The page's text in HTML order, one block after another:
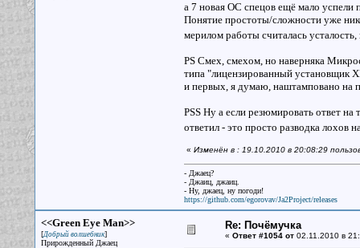
а 7 новая ОС спецов ещё мало
Понятие простоты/сложности уже
мерилом работы считалась
PS Смех, смехом, но наверняка
типа "лицензированный установщик
и первых, я думаю, наштамповано на
PSS Ну а если резюмировать ответ
ответил - это просто разводка лохов
« Изменён в : 19.10.2010 в 20:08:29
- Джаец?
- Джаиц, джаиц.
- Ну, джаец, ну погоди!
https://github.com/egorovav/Ja2Project/releases
<<Green Eye Man>>
[Добрый волшебник]
Прирожденный Джаец
Re: Почёмучка
« Ответ #1054 от02.11.2010 в